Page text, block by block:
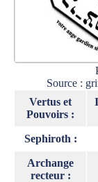
Source :
Vertus et
Pouvoirs :
Sephiroth :
Archange
recteur :